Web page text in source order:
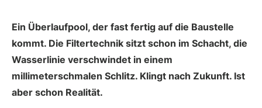
Ein Überlaufpool, der fast fertig auf die Baustelle
kommt. Die Filtertechnik sitzt schon im Schacht, die
Wasserlinie verschwindet in einem
millimeterschmalen Schlitz. Klingt nach Zukunft. Ist
aber schon Realität.